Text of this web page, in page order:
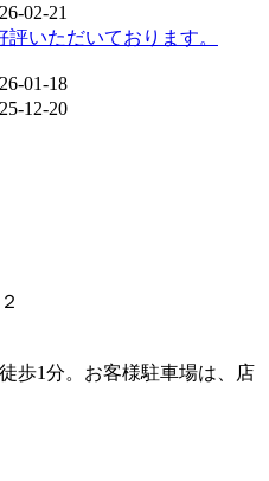
02-21
いただいております。
01-18
12-20
歩1分。お客様駐車場は、店